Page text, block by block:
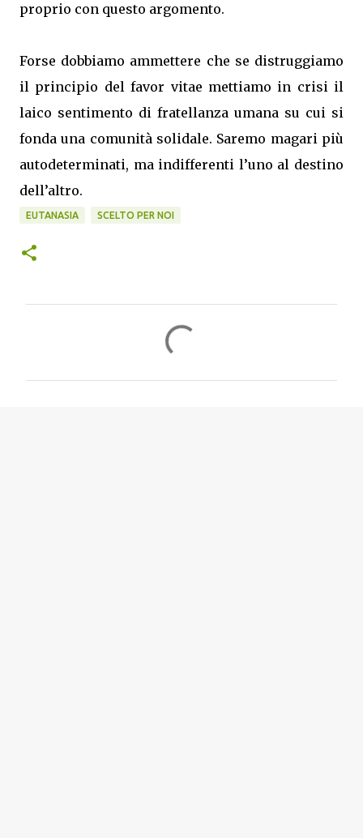
proprio con questo argomento.
Forse dobbiamo ammettere che se distruggiamo
il principio del favor vitae mettiamo in crisi il
laico sentimento di fratellanza umana su cui si
fonda una comunità solidale. Saremo magari più
autodeterminati, ma indifferenti l’uno al destino
dell’altro.
EUTANASIA SCELTO PER NOI